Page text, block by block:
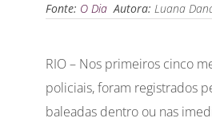
Fonte: O DiaAutora: Luana
RIO – Nos primeiros cinco
policiais, foram registrados
baleadas dentro ou nas